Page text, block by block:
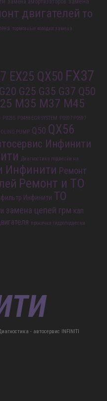
двигателей то
тормозные колодки замена
EX25 QX50 FX37
G20 G25 G35 G37 Q50
M35 M37 M45
P0235 P0488 EGR SYSTEM P0597 P0597
PUMP Q50 QX56
Инфинити
Диагностика подвески на
Инфинити Ремонт
Ремонт и ТО
Инфинити ТО
замена цепей грм кап
прокачка гидроподвески
- автосервис INFINITI